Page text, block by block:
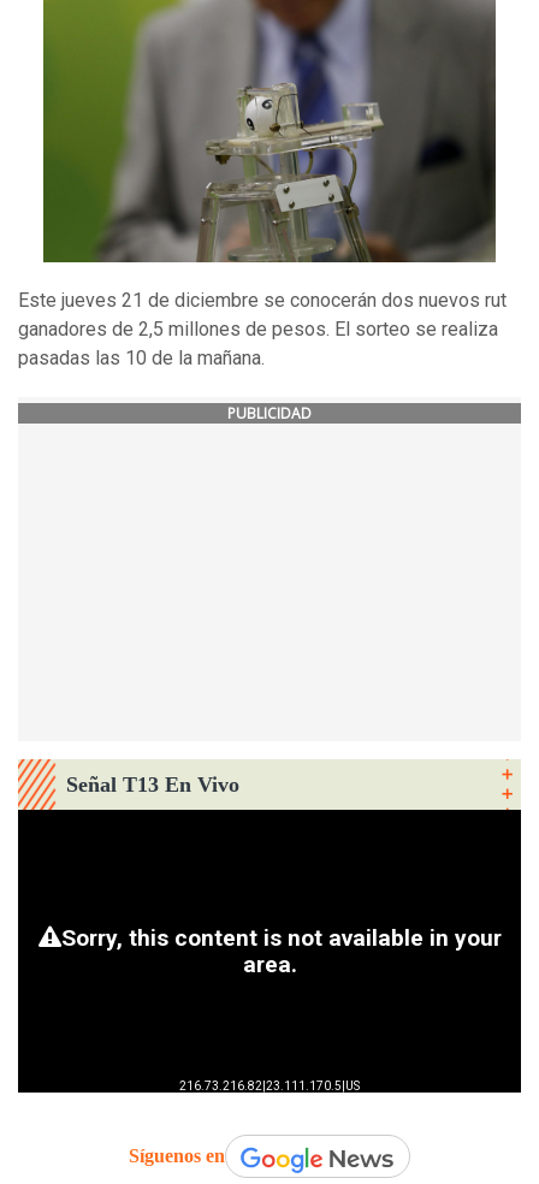
Este jueves 21 de diciembre se conocerán dos nuevos rut
ganadores de 2,5 millones de pesos. El sorteo se realiza
pasadas las 10 de la mañana.
PUBLICIDAD
Señal T13 En Vivo
Síguenos en